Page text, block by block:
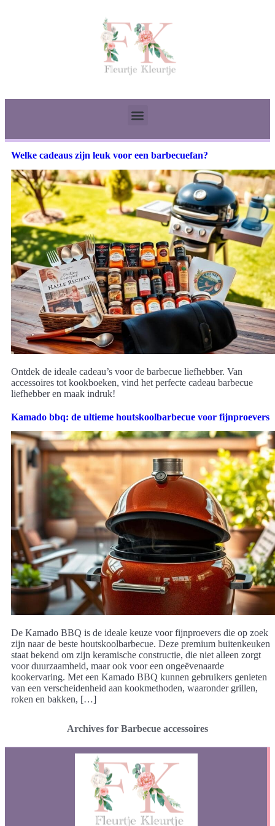
Welke cadeaus zijn leuk voor een barbecuefan?
Ontdek de ideale cadeau’s voor de barbecue liefhebber. Van
accessoires tot kookboeken, vind het perfecte cadeau barbecue
liefhebber en maak indruk!
Kamado bbq: de ultieme houtskoolbarbecue voor fijnproevers
De Kamado BBQ is de ideale keuze voor fijnproevers die op zoek
zijn naar de beste houtskoolbarbecue. Deze premium buitenkeuken
staat bekend om zijn keramische constructie, die niet alleen zorgt
voor duurzaamheid, maar ook voor een ongeëvenaarde
kookervaring. Met een Kamado BBQ kunnen gebruikers genieten
van een verscheidenheid aan kookmethoden, waaronder grillen,
roken en bakken, […]
Archives for Barbecue accessoires